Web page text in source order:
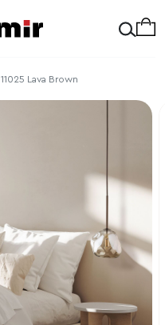
11025 Lava Brown